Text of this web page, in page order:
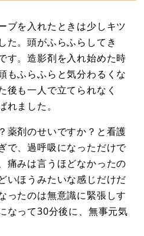
ブを入れたときは少しキツ
た。頭がふらふらしてき
す。造影剤を入れ始めた時
もふらふらと気分わるくな
後も一人で立てられなく
ました。
薬剤のせいですか？と看護
で、過呼吸になっただけで
痛みは言うほどなかったの
いほうみたいな感じだけだ
ったのは無意識に緊張しす
なって30分後に、無事元気